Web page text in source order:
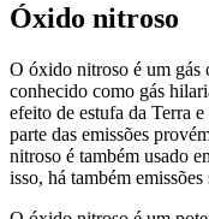
Óxido nitroso
O óxido nitroso é um gás
conhecido como gás
efeito de estufa da Terra
parte das emissões
nitroso é também usado
isso, há também